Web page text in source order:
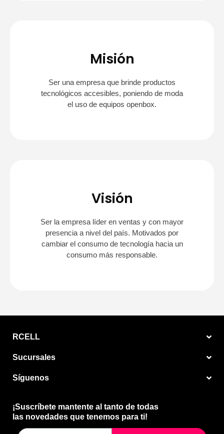
Misión
Ser una empresa que brinde productos
tecnológicos accesibles, poniendo de moda
el uso de equipos openbox.
Visión
Ser la empresa líder en ventas y con mayor
presencia a nivel del país. Motivados por
cambiar el consumo de tecnología hacia un
consumo más responsable.
RCELL
Sucursales
Síguenos
¡Suscríbete mantente al tanto de todas
las novedades que tenemos para ti!